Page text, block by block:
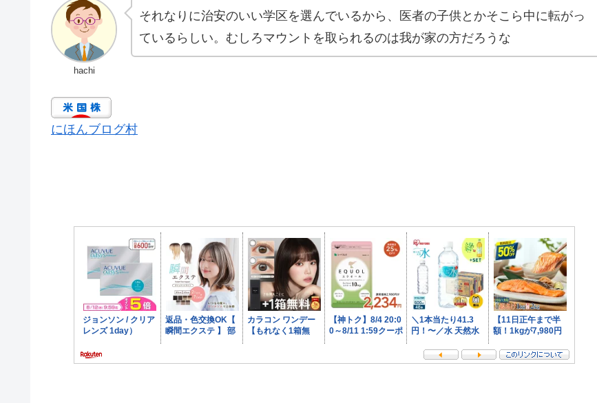
hachi
それなりに治安のいい学区を選んでいるから、医者の子供とかそこら中に転がっ
ているらしい。むしろマウントを取られるのは我が家の方だろうな
にほんブログ村